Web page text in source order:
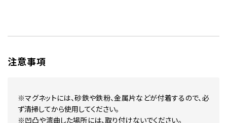
注意事項
※マグネットには、砂鉄や鉄粉、金属片などが付着するので、必
ず清掃してから使用してください。
※凹凸や湾曲した場所には、取り付けないでください。